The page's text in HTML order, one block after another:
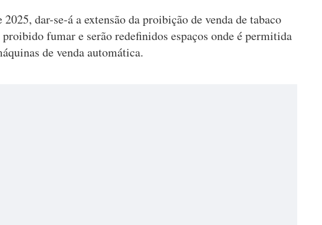
dar-se-á a extensão da proibição de venda de tabaco
fumar e serão redefinidos espaços onde é permitida
de venda automática.